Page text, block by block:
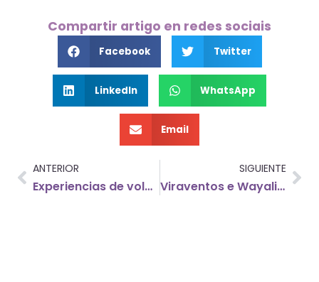
Compartir artigo en redes sociais
Facebook Twitter
LinkedIn WhatsApp
Email
ANTERIOR
Experiencias de voluntariado en Viraventos con Aïnoha
SIGUIENTE
Viraventos e Wayalia A Coruña celebran un taller presencial sobre coidados de persoas maiores e aplicacións da Intelixencia Artificial